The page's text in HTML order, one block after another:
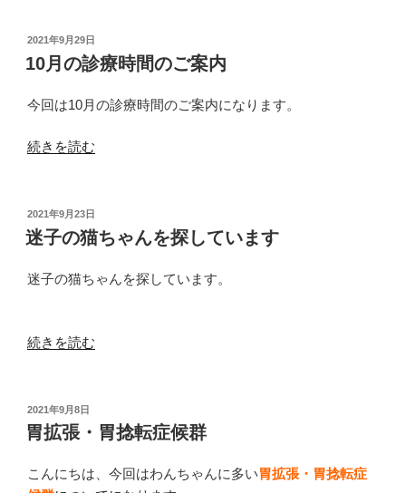
投
稿
日:
2021年9月29日
10月の診療時間のご案内
今回は10月の診療時間のご案内になります。
“10
診
療
間
案
続きを読む
投
稿
日:
2021年9月23日
迷子の猫ちゃんを探しています
迷子の猫ちゃんを探しています。
“迷
猫
ち
ん
続きを読む
投
稿
日:
2021年9月8日
胃拡張・胃捻転症候群
こんにちは、今回はわんちゃんに多い胃拡張・胃捻転症